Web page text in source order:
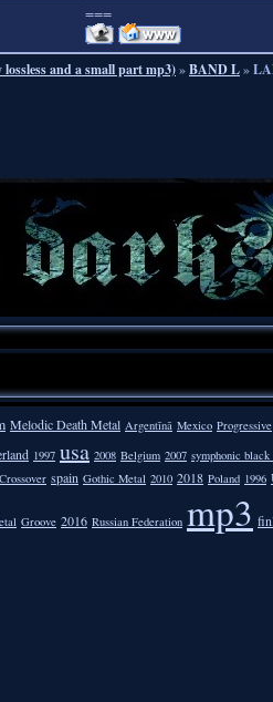
===
and a small part mp3)»BAND L»
Melodic Death Metal Argentīnā Mexico Progressive
1997 usa 2008 Belgium 2007 symphonic
Crossover spain Gothic Metal 2010 2018 Poland 1996
Groove 2016 Russian Federation mp3